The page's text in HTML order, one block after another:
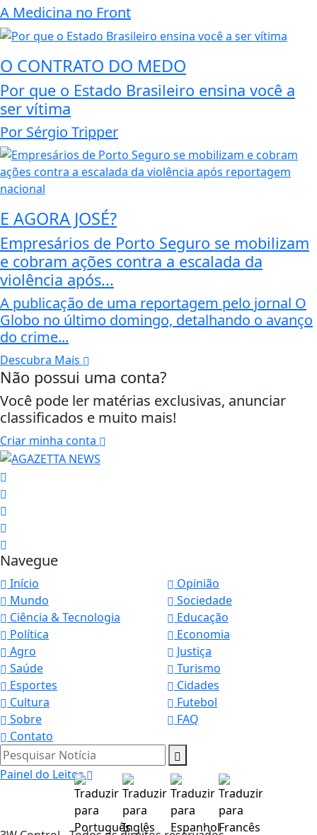
A Medicina no Front
O CONTRATO DO MEDO
Por que o Estado Brasileiro ensina você a
ser vítima
Por Sérgio Tripper
E AGORA JOSÉ?
Empresários de Porto Seguro se mobilizam
e cobram ações contra a escalada da
violência após...
A publicação de uma reportagem pelo jornal O
Globo no último domingo, detalhando o avanço
do crime...
Descubra Mais
Não possui uma conta?
Você pode ler matérias exclusivas, anunciar
classificados e muito mais!
Criar minha conta
Navegue
Início
Opinião
Mundo
Sociedade
Ciência & Tecnologia
Educação
Política
Economia
Agro
Justiça
Saúde
Turismo
Esportes
Cidades
Cultura
Futebol
Sobre
FAQ
Contato
Pesquisar Notícia
Painel do Leitor